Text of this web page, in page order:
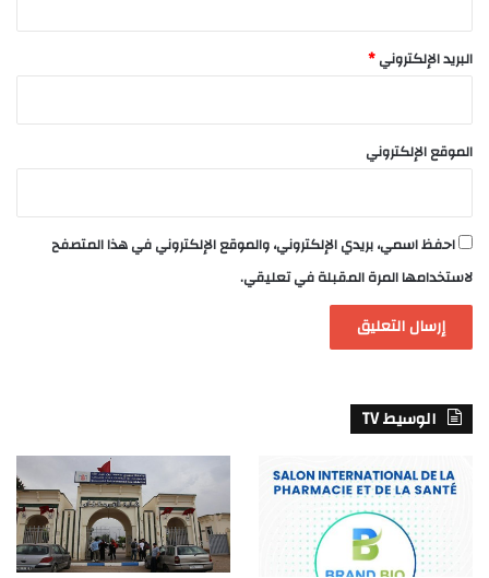
البريد الإلكتروني*
الموقع الإلكتروني
احفظ اسمي، بريدي الإلكتروني، والموقع الإلكتروني في هذا المتصفح
لاستخدامها المرة المقبلة في تعليقي.
الوسيط TV